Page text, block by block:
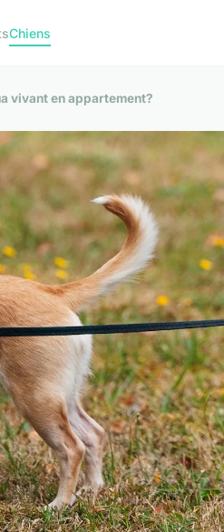
Chiens
vivant en appartement?